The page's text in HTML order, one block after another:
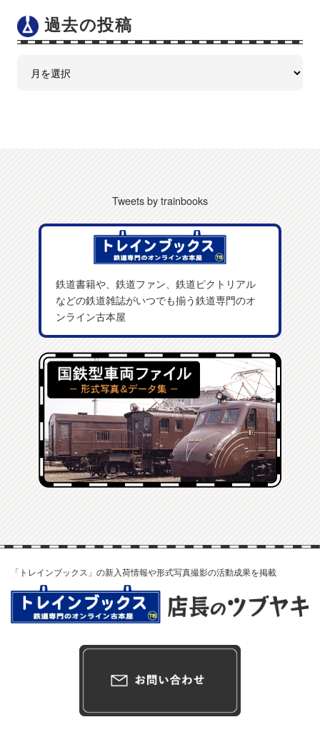
過去の投稿
Tweets by trainbooks
鉄道書籍や、鉄道ファン、鉄道ピクトリアル
などの鉄道雑誌がいつでも揃う鉄道専門のオ
ンライン古本屋
「トレインブックス」の新入荷情報や形式写真撮影の活動成果を掲載